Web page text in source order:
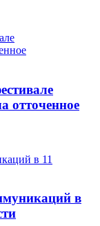
отточенное
в